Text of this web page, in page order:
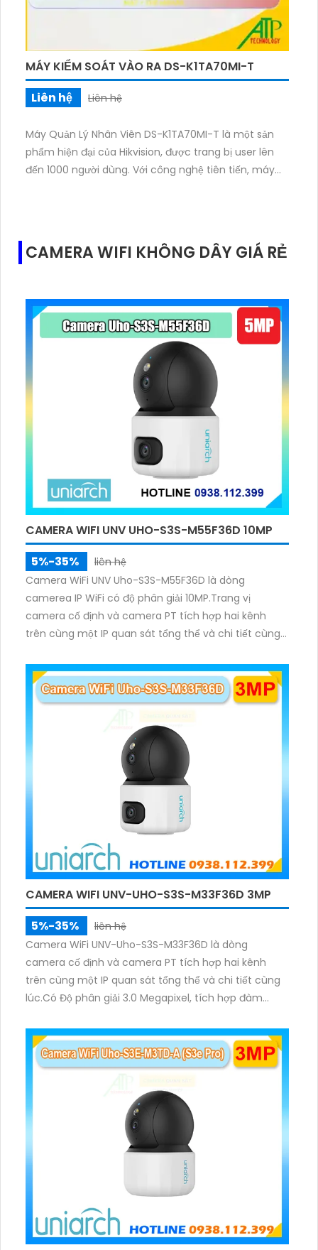
MÁY KIỂM SOÁT VÀO RA DS-K1TA70MI-T
Liên hệ
Liên hệ
Máy Quản Lý Nhân Viên DS-K1TA70MI-T là một sản
phẩm hiện đại của Hikvision, được trang bị user lên
đến 1000 người dùng. Với công nghệ tiên tiến, máy
nhận dạng vân tay và khuôn mặt. Với thiết kế nhỏ
gọn và sang trọng, sản phẩm này sẽ là một giải pháp
CAMERA WIFI KHÔNG DÂY GIÁ RẺ
CAMERA WIFI UNV UHO-S3S-M55F36D 10MP
5%-35%
liên hệ
Camera WiFi UNV Uho-S3S-M55F36D là dòng
camerea IP WiFi có độ phân giải 10MP.Trang vị
camera cố định và camera PT tích hợp hai kênh
trên cùng một IP quan sát tổng thể và chi tiết cùng
ánh sáng. Kết hợp hồng ngoại và đèn ấm cho hình
ảnh có màu trong nhiều điều kiện khác nhau trong
phạm vi 3m.
CAMERA WIFI UNV-UHO-S3S-M33F36D 3MP
5%-35%
liên hệ
Camera WiFi UNV-Uho-S3S-M33F36D là dòng
camera cố định và camera PT tích hợp hai kênh
trên cùng một IP quan sát tổng thể và chi tiết cùng
lúc.Có Độ phân giải 3.0 Megapixel, tích hợp đàm
sáng ấm lên đến 10m.